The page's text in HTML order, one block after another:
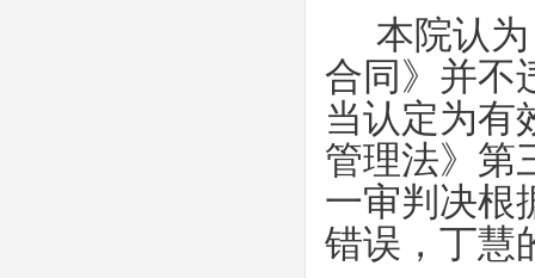
本院认
合同》并不
当认定为有
管理法》第
一审判决根
错误，丁慧